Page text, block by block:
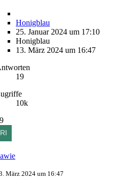
Honigblau
25. Januar 2024 um 17:10
Honigblau
13. März 2024 um 16:47
19
10k
März 2024 um 16:47